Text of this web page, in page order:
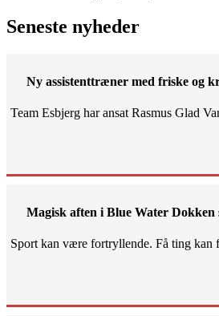
Seneste nyheder
Ny assistenttræner med friske og
Team Esbjerg har ansat Rasmus Glad
Magisk aften i Blue Water Dokken
Sport kan være fortryllende. Få ting kan